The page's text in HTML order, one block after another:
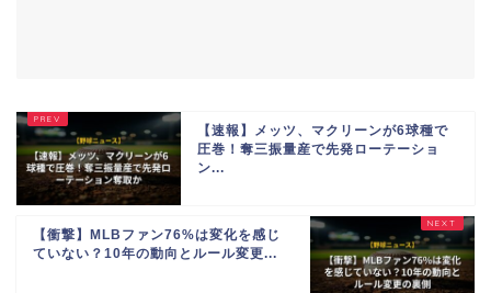
【速報】メッツ、マクリーンが6球種で
圧巻！奪三振量産で先発ローテーショ
ン...
【衝撃】MLBファン76%は変化を感じ
ていない？10年の動向とルール変更...